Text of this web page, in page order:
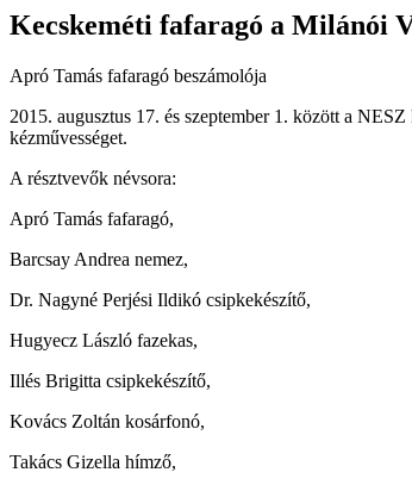
Kecskeméti fafaragó a Milánói
Apró Tamás fafaragó beszámolója
2015. augusztus 17. és szeptember 1. között a
kézművességet.
A résztvevők névsora:
Apró Tamás fafaragó,
Barcsay Andrea nemez,
Dr. Nagyné Perjési Ildikó csipkekészítő,
Hugyecz László fazekas,
Illés Brigitta csipkekészítő,
Kovács Zoltán kosárfonó,
Takács Gizella hímző,